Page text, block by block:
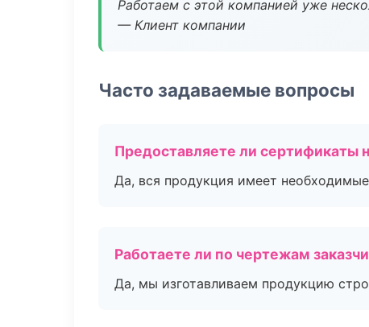
Работаем с этой компанией уже
— Клиент компании
Часто задаваемые вопросы
Предоставляете ли сертификаты
Да, вся продукция имеет
Работаете ли по чертежам
Да, мы изготавливаем продукцию